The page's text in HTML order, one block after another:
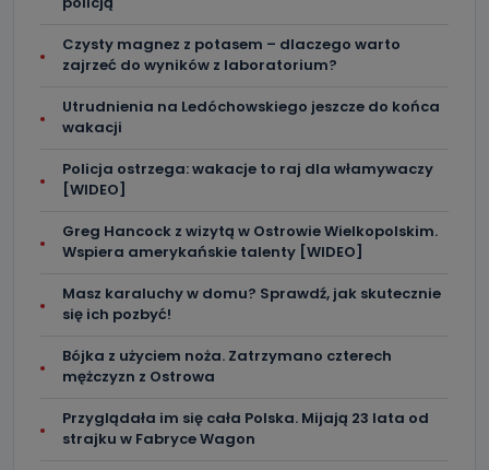
Czysty magnez z potasem – dlaczego warto
zajrzeć do wyników z laboratorium?
Utrudnienia na Ledóchowskiego jeszcze do końca
wakacji
Policja ostrzega: wakacje to raj dla włamywaczy
[WIDEO]
Greg Hancock z wizytą w Ostrowie Wielkopolskim.
Wspiera amerykańskie talenty [WIDEO]
Masz karaluchy w domu? Sprawdź, jak skutecznie
się ich pozbyć!
Bójka z użyciem noża. Zatrzymano czterech
mężczyzn z Ostrowa
Przyglądała im się cała Polska. Mijają 23 lata od
strajku w Fabryce Wagon